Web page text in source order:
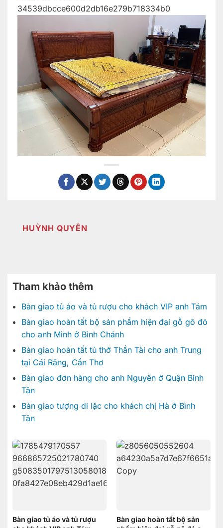
HUỲNH QUYÊN
Tham khảo thêm
Bàn giao tủ áo và tủ rượu cho khách VIP anh Tám
Bàn giao hoàn tất bộ sản phẩm hiện đại gỗ gõ đỏ
cho anh Minh ở Bình Chánh
Bàn giao hoàn tất tủ thờ Thần Tài cho anh Trung
tại Cái Răng, Cần Thơ
Bàn giao đơn hàng cho anh Nguyên ở Quận Bình
Tân
Bàn giao tượng di lặc cho khách chị Hà ở Bình
Tân
Bàn giao tủ áo và tủ rượu
Bàn giao hoàn tất bộ sản